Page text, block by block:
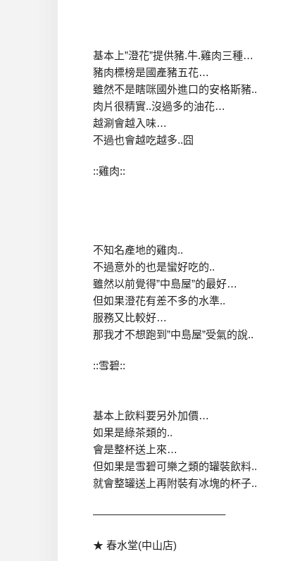
基本上”澄花”提供豬.牛.雞肉三種…
豬肉標榜是國產豬五花…
雖然不是瞎咪國外進口的安格斯豬..
肉片很精實..沒過多的油花…
越涮會越入味…
不過也會越吃越多..囧
::雞肉::
不知名產地的雞肉..
不過意外的也是蠻好吃的..
雖然以前覺得”中島屋”的最好…
但如果澄花有差不多的水準..
服務又比較好…
那我才不想跑到”中島屋”受氣的說..
::雪碧::
基本上飲料要另外加價…
如果是綠茶類的..
會是整杯送上來…
但如果是雪碧可樂之類的罐裝飲料..
就會整罐送上再附裝有冰塊的杯子..
————————————–
★ 春水堂(中山店)